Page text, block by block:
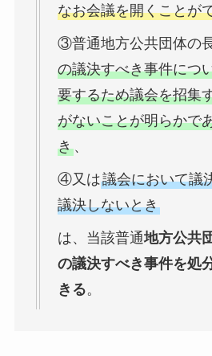
なお会議を開くことが
③普通地方公共団体の
の議決すべき事件につ
要するため議会を招集
がないことが明らかで
き、
④又は議会において議
議決しないとき
は、当該普通地方公共
の議決すべき事件を処
きる。